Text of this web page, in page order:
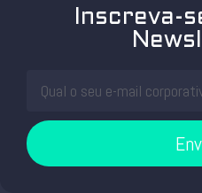
Inscreva-